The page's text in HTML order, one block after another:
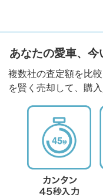
あなたの愛車、今
複数社の査定額を比
を賢く売却して、購